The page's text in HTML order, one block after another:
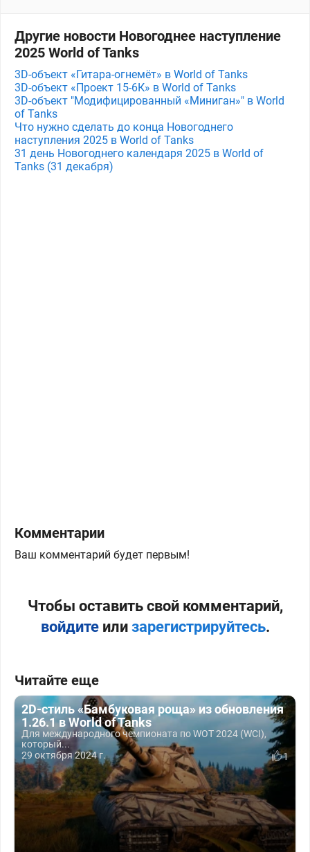
Другие новости Новогоднее наступление
2025 World of Tanks
3D-объект «Гитара-огнемёт» в World of Tanks
3D-объект «Проект 15-6К» в World of Tanks
3D-объект "Модифицированный «Миниган»" в World
of Tanks
Что нужно сделать до конца Новогоднего
наступления 2025 в World of Tanks
31 день Новогоднего календаря 2025 в World of
Tanks (31 декабря)
Комментарии
Ваш комментарий будет первым!
Чтобы оставить свой комментарий,
войдитеили зарегистрируйтесь.
Читайте еще
2D-стиль «Бамбуковая роща» из обновления
1.26.1 в World of Tanks
Для международного чемпионата по WOT 2024 (WCI),
который...
29 октября 2024 г.
1